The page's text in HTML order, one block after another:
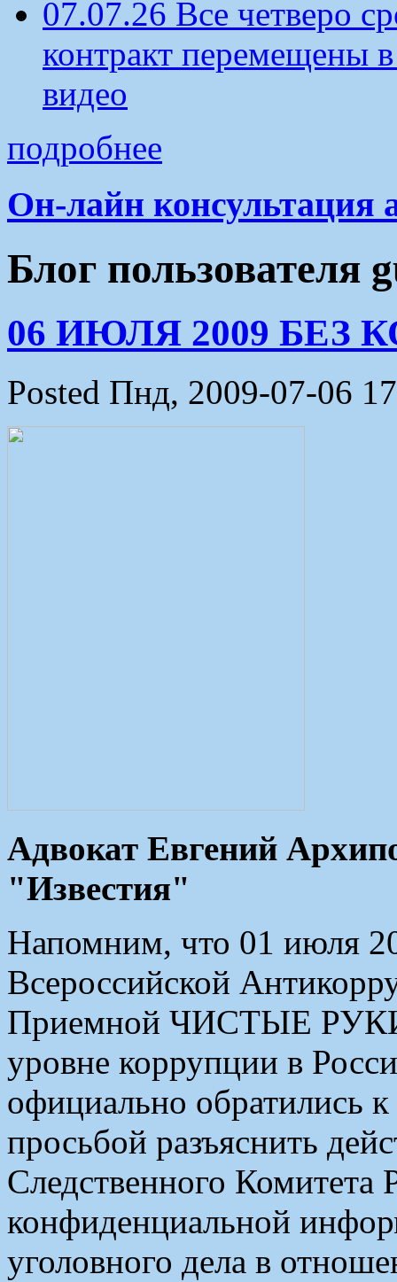
07.07.26 Все четверо
контракт перемещены
видео
подробнее
Он-лайн консультация
Блог пользователя
06 ИЮЛЯ 2009 БЕЗ
Posted Пнд, 2009-07-06
Адвокат Евгений
"Известия"
Напомним, что 01 июля
Всероссийской
Приемной ЧИСТЫЕ РУКИ
уровне коррупции в
официально обратились
просьбой разъяснить
Следственного Комитета
конфиденциальной
уголовного дела в